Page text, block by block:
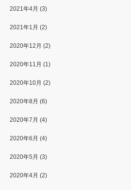
2021年4月 (3)
2021年1月 (2)
2020年12月 (2)
2020年11月 (1)
2020年10月 (2)
2020年8月 (6)
2020年7月 (4)
2020年6月 (4)
2020年5月 (3)
2020年4月 (2)